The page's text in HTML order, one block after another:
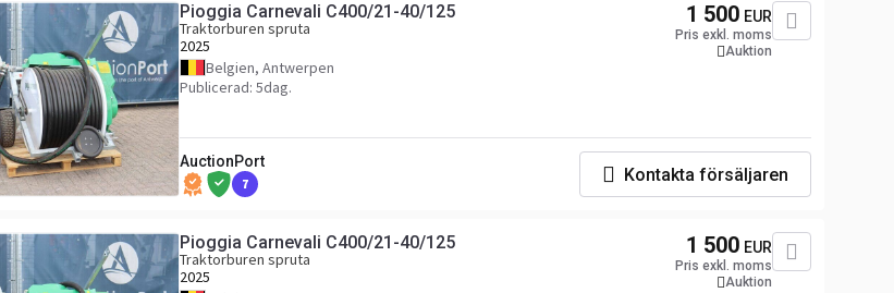
Pioggia Carnevali C400/21-40/125
Traktorburen spruta
2025
Belgien, Antwerpen
Publicerad: 5dag.
1 500 EUR
Pris exkl. moms
Auktion
AuctionPort
7 Kontakta försäljaren
Pioggia Carnevali C400/21-40/125
Traktorburen spruta
2025
1 500 EUR
Pris exkl. moms
Auktion